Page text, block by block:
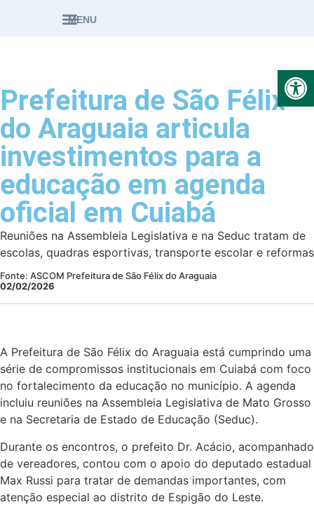
MENU
Prefeitura de São Félix
do Araguaia articula
investimentos para a
educação em agenda
oficial em Cuiabá
Reuniões na Assembleia Legislativa e na Seduc tratam de
escolas, quadras esportivas, transporte escolar e reformas
Fonte: ASCOM Prefeitura de São Félix do Araguaia
02/02/2026
A Prefeitura de São Félix do Araguaia está cumprindo uma
série de compromissos institucionais em Cuiabá com foco
no fortalecimento da educação no município. A agenda
incluiu reuniões na Assembleia Legislativa de Mato Grosso
e na Secretaria de Estado de Educação (Seduc).
Durante os encontros, o prefeito Dr. Acácio, acompanhado
de vereadores, contou com o apoio do deputado estadual
Max Russi para tratar de demandas importantes, com
atenção especial ao distrito de Espigão do Leste.